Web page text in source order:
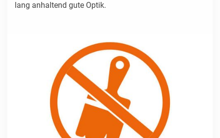
lang anhaltend gute Optik.